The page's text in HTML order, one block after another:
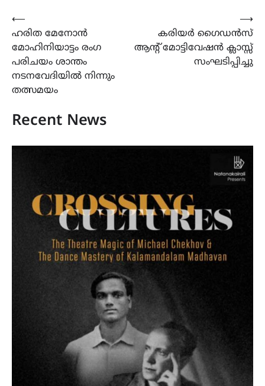
Post
navigation
⟵
ഹരിത മേനോൻ
മോഹിനിയാട്ടം രംഗ
പരിചയം ശാന്തം
നടനവേദിയിൽ നിന്നും
തത്സമയം
കരിയർ ഗൈഡൻസ്
ആന്റ് മോട്ടിവേഷൻ ക്ലാസ്സ്
സംഘടിപ്പിച്ചു
⟶
Recent News